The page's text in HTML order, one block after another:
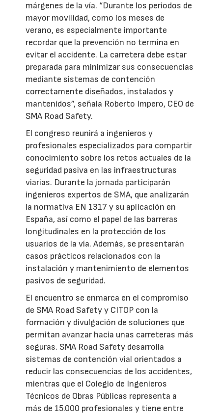
márgenes de la vía. “Durante los periodos de
mayor movilidad, como los meses de
verano, es especialmente importante
recordar que la prevención no termina en
evitar el accidente. La carretera debe estar
preparada para minimizar sus consecuencias
mediante sistemas de contención
correctamente diseñados, instalados y
mantenidos”, señala Roberto Impero, CEO de
SMA Road Safety.
El congreso reunirá a ingenieros y
profesionales especializados para compartir
conocimiento sobre los retos actuales de la
seguridad pasiva en las infraestructuras
viarias. Durante la jornada participarán
ingenieros expertos de SMA, que analizarán
la normativa EN 1317 y su aplicación en
España, así como el papel de las barreras
longitudinales en la protección de los
usuarios de la vía. Además, se presentarán
casos prácticos relacionados con la
instalación y mantenimiento de elementos
pasivos de seguridad.
El encuentro se enmarca en el compromiso
de SMA Road Safety y CITOP con la
formación y divulgación de soluciones que
permitan avanzar hacia unas carreteras más
seguras. SMA Road Safety desarrolla
sistemas de contención vial orientados a
reducir las consecuencias de los accidentes,
mientras que el Colegio de Ingenieros
Técnicos de Obras Públicas representa a
más de 15.000 profesionales y tiene entre